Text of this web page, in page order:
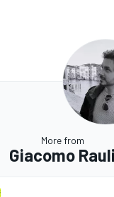
More from
Giacomo Rauli